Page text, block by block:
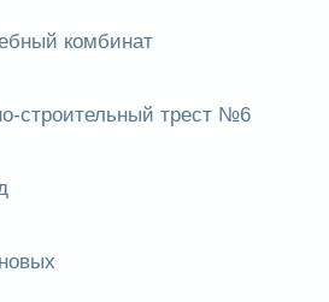
комбинат
строительный трест №6